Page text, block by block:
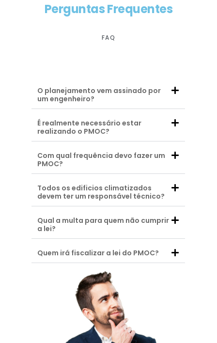
Perguntas Frequentes
FAQ
O planejamento vem assinado por
um engenheiro?
É realmente necessário estar
realizando o PMOC?
Com qual frequência devo fazer um
PMOC?
Todos os edificios climatizados
devem ter um responsável técnico?
Qual a multa para quem não cumprir
a lei?
Quem irá fiscalizar a lei do PMOC?